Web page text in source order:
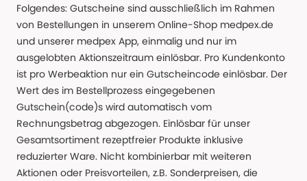
Folgendes: Gutscheine sind ausschließlich im Rahmen
von Bestellungen in unserem Online-Shop medpex.de
und unserer medpex App, einmalig und nur im
ausgelobten Aktionszeitraum einlösbar. Pro Kundenkonto
ist pro Werbeaktion nur ein Gutscheincode einlösbar. Der
Wert des im Bestellprozess eingegebenen
Gutschein(code)s wird automatisch vom
Rechnungsbetrag abgezogen. Einlösbar für unser
Gesamtsortiment rezeptfreier Produkte inklusive
reduzierter Ware. Nicht kombinierbar mit weiteren
Aktionen oder Preisvorteilen, z.B. Sonderpreisen, die